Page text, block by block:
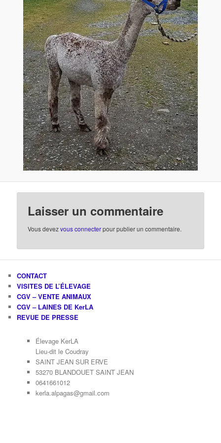
Laisser un commentaire
Vous devezvous connecterpour publier un commentaire.
CONTACT
VISITES DE L’ÉLEVAGE
CGV – VENTE ANIMAUX
CGV – LAINES DE KerLA
REVUE DE PRESSE
Élevage KerLA
Lieu-dit le Coudray
SAINT JEAN SUR ERVE
53270 BLANDOUET SAINT JEAN
0641661012
kerla.alpagas@gmail.com